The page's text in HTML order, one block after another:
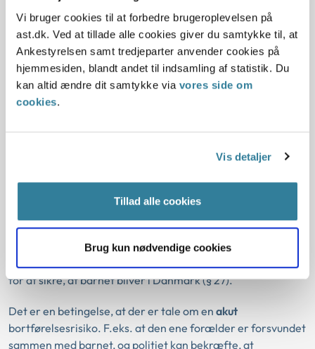
Vi bruger cookies til at forbedre brugeroplevelsen på
ast.dk. Ved at tillade alle cookies giver du samtykke til, at
Ankestyrelsen samt tredjeparter anvender cookies på
hjemmesiden, blandt andet til indsamling af statistik. Du
kan altid ændre dit samtykke via vores side om
cookies.
Vis detaljer
Tillad alle cookies
Brug kun nødvendige cookies
kan telefonnummeret anvendes i akutte situationer, hvor dit
barn er på vej ud af landet.
Medarbejderen har mulighed for at vejlede dig om
følgende:
Hvilke forholdsregler du selv kan tage.
om forældremyndighed efter forældreansvarsloven, hvis vi
på baggrund af politiets oplysninger vurderer, at der er en
konkret og reel risiko for, at dit barn er på vej ud af landet,
for at sikre, at barnet bliver i Danmark (§ 27).
Det er en betingelse, at der er tale om en akut
bortførelsesrisiko. F.eks. at den ene forælder er forsvundet
sammen med barnet, og politiet kan bekræfte, at